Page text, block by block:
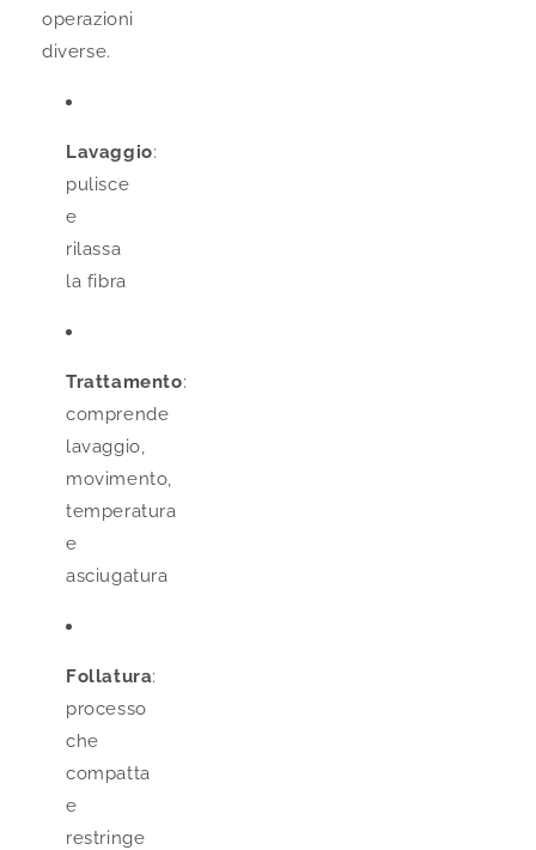
operazioni
diverse.
Lavaggio:
pulisce
e
rilassa
la fibra
Trattamento:
comprende
lavaggio,
movimento,
temperatura
e
asciugatura
Follatura:
processo
che
compatta
e
restringe